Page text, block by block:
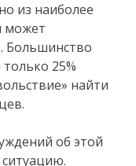
из наиболее
может
Большинство
25%
найти
об этой